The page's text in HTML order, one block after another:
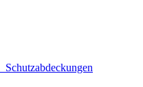
Schutzabdeckungen